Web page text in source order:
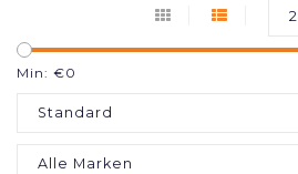
Min: €0
Standard
Alle Marken